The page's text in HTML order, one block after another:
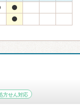
方せん対応